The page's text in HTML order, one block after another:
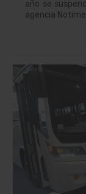
año se
agencia